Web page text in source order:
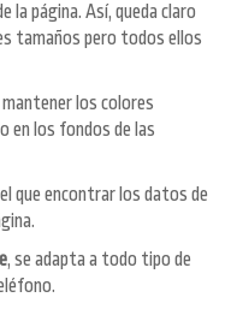
la página. Así, queda claro
tamaños pero todos ellos
los colores
en los fondos de las
que encontrar los datos de
, se adapta a todo tipo de